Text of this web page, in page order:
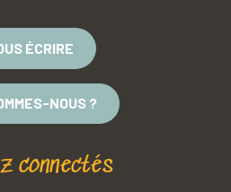
ÉCRIRE
NOUS ?
connectés